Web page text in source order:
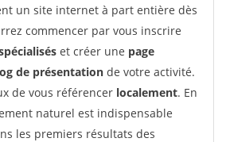
un site internet à part entière dès
commencer par vous inscrire
et créer une page
de présentation de votre activité.
de vous référencer localement. En
naturel est indispensable
les premiers résultats des